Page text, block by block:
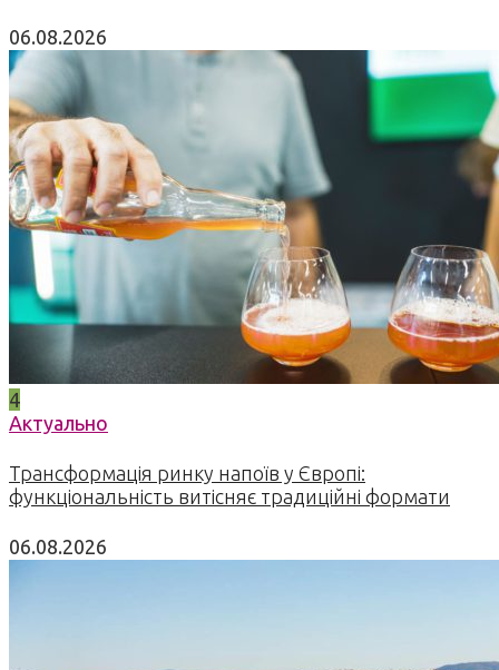
06.08.2026
4
Актуально
Трансформація ринку напоїв у Європі:
функціональність витісняє традиційні формати
06.08.2026